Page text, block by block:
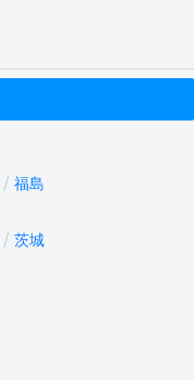
福島
茨城